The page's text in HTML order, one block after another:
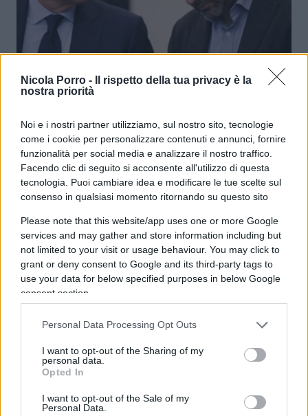
Nicola Porro -
Il rispetto della tua privacy è la
nostra priorità
Noi e i nostri partner utilizziamo, sul nostro sito, tecnologie
come i cookie per personalizzare contenuti e annunci, fornire
funzionalità per social media e analizzare il nostro traffico.
Facendo clic di seguito si acconsente all'utilizzo di questa
tecnologia. Puoi cambiare idea e modificare le tue scelte sul
consenso in qualsiasi momento ritornando su questo sito
Please note that this website/app uses one or more Google
services and may gather and store information including but
not limited to your visit or usage behaviour. You may click to
grant or deny consent to Google and its third-party tags to
use your data for below specified purposes in below Google
consent section.
Personal Data Processing Opt Outs
I want to opt-out of the Sharing of my
personal data.
Opted In
I want to opt-out of the Sale of my
Personal Data.
La sonora lezione di Marotta:
Saviano sbeffeggiato anche dal
dirigente dell’Inter
diSalvatore Di Bartolo
17 Febbraio 2026, 12:11
Saviano insulta gli italiani